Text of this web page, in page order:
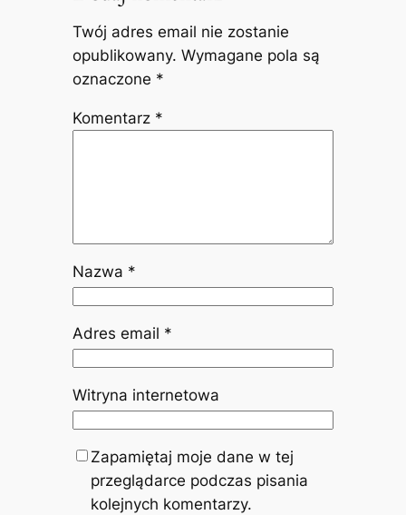
Twój adres email nie zostanie
opublikowany. Wymagane pola są
oznaczone *
Komentarz *
Nazwa *
Adres email *
Witryna internetowa
Zapamiętaj moje dane w tej
przeglądarce podczas pisania
kolejnych komentarzy.